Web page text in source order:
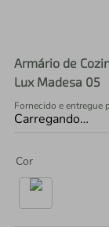
Armário de
Lux Madesa 05
Fornecido e entregue
Carregando…
Cor